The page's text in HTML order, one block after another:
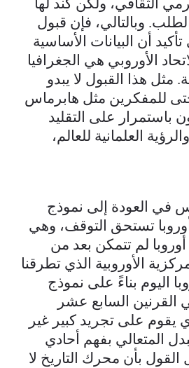
وبالتالي، فإن قبول
تأكيد أن البيانات الأساسية
الأوروبي هي الجغرافيا
مثل هذا القبول لا يبدو
للمفكرين مثل هابرماس
باستمرار على التقليد
العلمانية للعالم،
في العودة إلى نموذج
أوروبا تستحق التوقف، وهي
لم تتمكن بعد من
الأوروبية الذي تطرقنا
اليوم بناءً على نموذج
القرنين السابع عشر
يقوم على تجريد كبير غير
المتعالي بفهم أحادي
القول بأن محرك التاريخ لا